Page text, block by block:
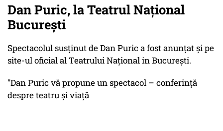
Dan Puric, la Teatrul Național
București
Spectacolul susținut de Dan Puric a fost anunțat și pe
site-ul oficial al Teatrului Național in București.
"Dan Puric vă propune un spectacol – conferință
despre teatru și viață